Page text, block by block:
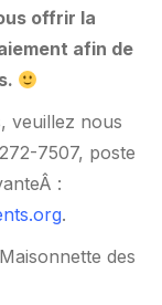
offrir la
afin de
veuillez nous
7507, poste
:
.
des